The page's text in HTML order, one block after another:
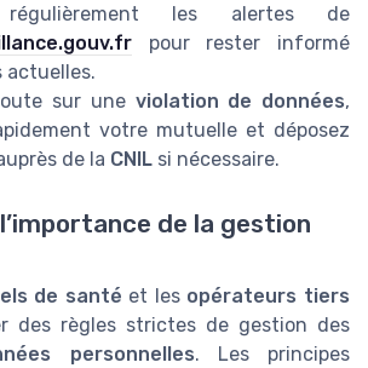
régulièrement les alertes de
pour rester informé
actuelles.
sur une violation de données,
votre mutuelle et déposez
de la CNIL si nécessaire.
de la gestion
de santé et les opérateurs tiers
des règles strictes de gestion des
personnelles. Les principes